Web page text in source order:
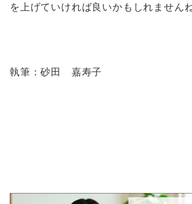
を上げていければ良いかもしれませんね
執筆：砂田 嘉寿子